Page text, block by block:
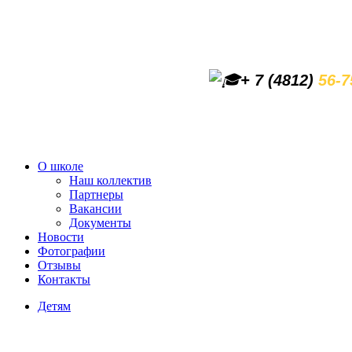
+ 7 (4812) 56-
О школе
Наш коллектив
Партнеры
Вакансии
Документы
Новости
Фотографии
Отзывы
Контакты
Детям